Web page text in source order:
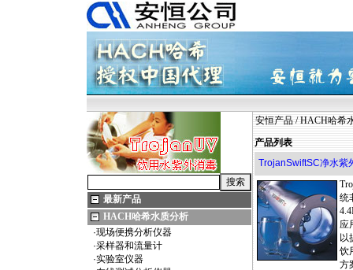
最新产品
HACH哈希水质分析
·现场便携分析仪器
·采样器和流量计
·实验室仪器
安恒产品 /HACH哈希
产品列表
TrojanSwiftSC净水紫
统
应
以
饮
方